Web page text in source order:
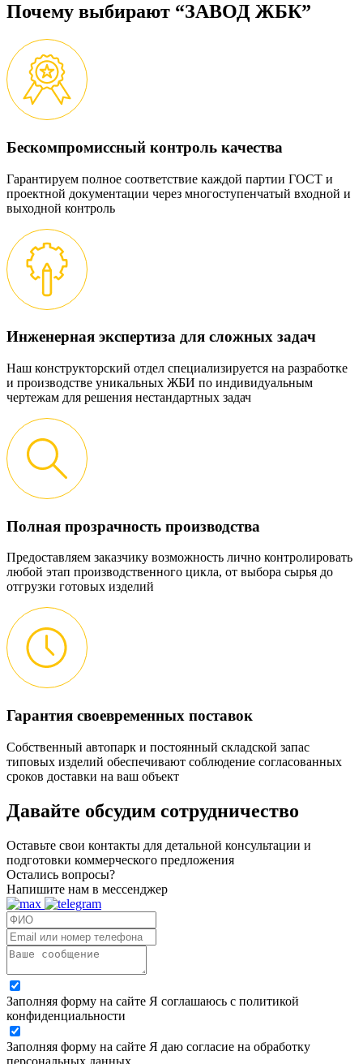
Почему выбирают “ЗАВОД ЖБК”
Бескомпромиссный контроль качества
Гарантируем полное соответствие каждой партии ГОСТ и
проектной документации через многоступенчатый входной и
выходной контроль
Инженерная экспертиза для сложных задач
Наш конструкторский отдел специализируется на разработке
и производстве уникальных ЖБИ по индивидуальным
чертежам для решения нестандартных задач
Полная прозрачность производства
Предоставляем заказчику возможность лично контролировать
любой этап производственного цикла, от выбора сырья до
отгрузки готовых изделий
Гарантия своевременных поставок
Собственный автопарк и постоянный складской запас
типовых изделий обеспечивают соблюдение согласованных
сроков доставки на ваш объект
Давайте обсудим сотрудничество
Оставьте свои контакты для детальной консультации и
подготовки коммерческого предложения
Остались вопросы?
Напишите нам в мессенджер
Заполняя форму на сайте Я соглашаюсь с политикой
конфиденциальности
Заполняя форму на сайте Я даю согласие на обработку
персональных данных.